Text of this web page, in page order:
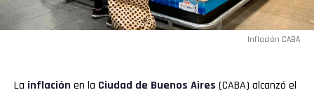
Inflación CABA
La inflación en la Ciudad de Buenos Aires (CABA) alcanzó el